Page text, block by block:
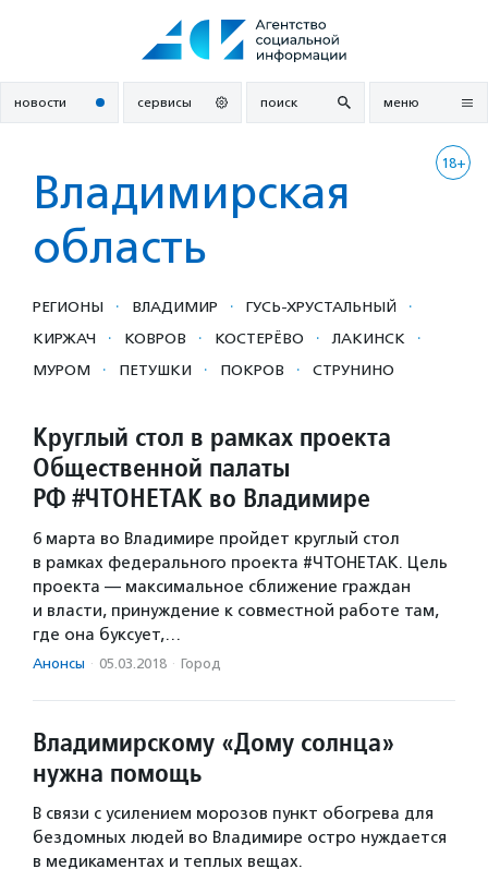
новости сервисы поиск меню
18+
Владимирская
область
РЕГИОНЫ · ВЛАДИМИР · ГУСЬ-ХРУСТАЛЬНЫЙ ·
КИРЖАЧ · КОВРОВ · КОСТЕРЁВО · ЛАКИНСК ·
МУРОМ · ПЕТУШКИ · ПОКРОВ · СТРУНИНО
Круглый стол в рамках проекта
Общественной палаты
РФ #ЧТОНЕТАК во Владимире
6 марта во Владимире пройдет круглый стол
в рамках федерального проекта #ЧТОНЕТАК. Цель
проекта — максимальное сближение граждан
и власти, принуждение к совместной работе там,
где она буксует,…
Анонсы · 05.03.2018 · Город
Владимирскому «Дому солнца»
нужна помощь
В связи с усилением морозов пункт обогрева для
бездомных людей во Владимире остро нуждается
в медикаментах и теплых вещах.